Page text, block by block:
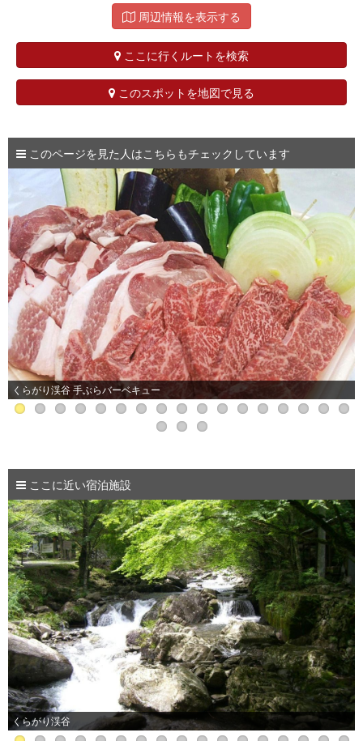
周辺情報を表示する
ここに行くルートを検索
このスポットを地図で見る
このページを見た人はこちらもチェックしています
くらがり渓谷 手ぶらバーベキュー
ここに近い宿泊施設
くらがり渓谷